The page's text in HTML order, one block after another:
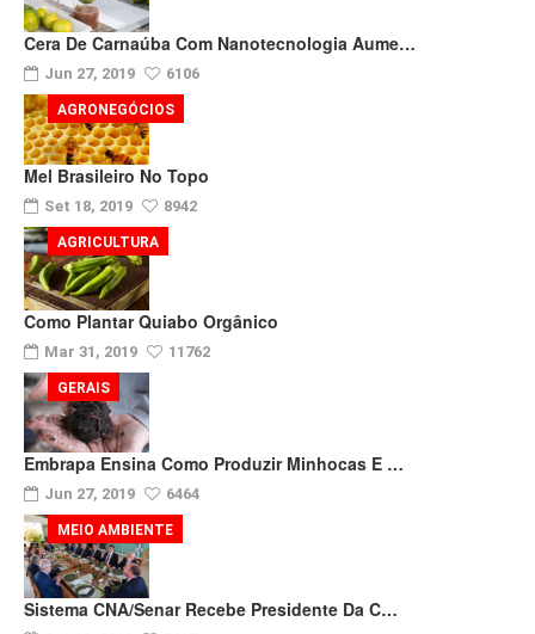
Cera De Carnaúba Com Nanotecnologia Aume…
Jun 27, 2019 6106
Mel Brasileiro No Topo
Set 18, 2019 8942
AGRONEGÓCIOS
Como Plantar Quiabo Orgânico
Mar 31, 2019 11762
AGRICULTURA
Embrapa Ensina Como Produzir Minhocas E …
Jun 27, 2019 6464
GERAIS
Sistema CNA/Senar Recebe Presidente Da C…
MEIO AMBIENTE